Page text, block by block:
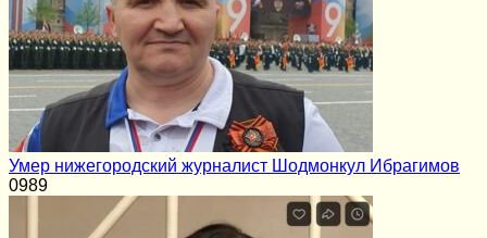
Умер нижегородский журналист Шодмонкул Ибрагимов
0989